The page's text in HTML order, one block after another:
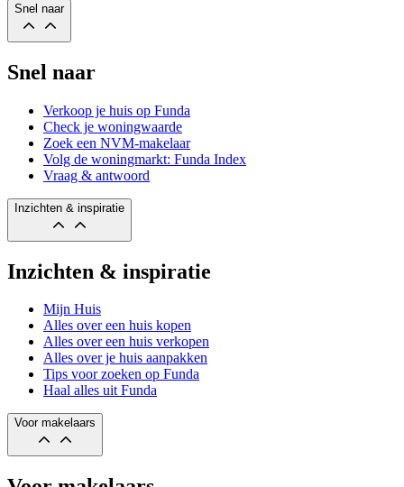
Snel naar
Snel naar
Verkoop je huis op Funda
Check je woningwaarde
Zoek een NVM-makelaar
Volg de woningmarkt: Funda Index
Vraag & antwoord
Inzichten & inspiratie
Inzichten & inspiratie
Mijn Huis
Alles over een huis kopen
Alles over een huis verkopen
Alles over je huis aanpakken
Tips voor zoeken op Funda
Haal alles uit Funda
Voor makelaars